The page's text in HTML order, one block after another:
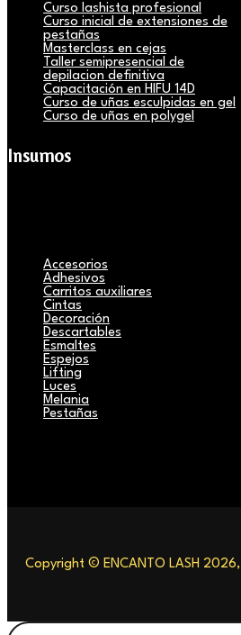
Curso lashista profesional
Curso inicial de extensiones de
pestañas
Masterclass en cejas
Taller semipresencial de
depilacion definitiva
Capacitación en HIFU 14D
Curso de uñas esculpidas en gel
Curso de uñas en polygel
Insumos
Accesorios
Adhesivos
Carritos auxiliares
Cintas
Decoración
Descartables
Esmaltes
Espejos
Lifting
Luces
Melania
Pestañas
Copyright © ENCANTO LASH